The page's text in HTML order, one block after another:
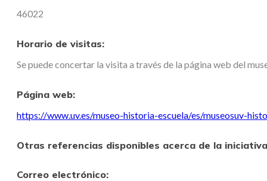
46022
Horario de visitas:
Se puede concertar la visita a través de la página web del
Página web:
https://www.uv.es/museo-historia-escuela/es/museosuv-
Otras referencias disponibles acerca de la
Correo electrónico: